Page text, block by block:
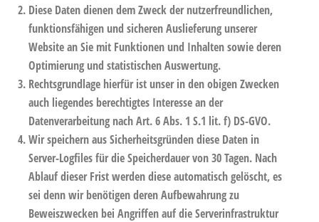
Diese Daten dienen dem Zweck der nutzerfreundlichen,
funktionsfähigen und sicheren Auslieferung unserer
Website an Sie mit Funktionen und Inhalten sowie deren
Optimierung und statistischen Auswertung.
Rechtsgrundlage hierfür ist unser in den obigen Zwecken
auch liegendes berechtigtes Interesse an der
Datenverarbeitung nach Art. 6 Abs. 1 S.1 lit. f) DS-GVO.
Wir speichern aus Sicherheitsgründen diese Daten in
Server-Logfiles für die Speicherdauer von 30 Tagen. Nach
Ablauf dieser Frist werden diese automatisch gelöscht, es
sei denn wir benötigen deren Aufbewahrung zu
Beweiszwecken bei Angriffen auf die Serverinfrastruktur